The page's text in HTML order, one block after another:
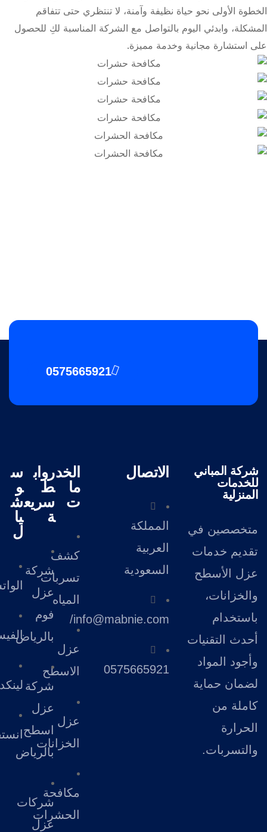
الخطوة الأولى نحو حياة نظيفة وآمنة، لا تنتظري حتى تتفاقم
المشكلة، وابدئي اليوم بالتواصل مع الشركة المناسبة لكِ للحصول
على استشارة مجانية وخدمة مميزة.
0575665921
شركة المباني
للخدمات
المنزلية
متخصصين في
تقديم خدمات
عزل الأسطح
والخزانات،
باستخدام
أحدث التقنيات
وأجود المواد
لضمان حماية
كاملة من
الحرارة
والتسربات.
الاتصال
المملكة
العربية
السعودية
info@mabnie.com/
0575665921
الخد
ما
ت
كشف
تسربات
المياه
عزل
الاسطح
عزل
الخزانات
مكافحة
الحشرات
رواب
ط
سريع
ة
شركة
عزل
فوم
بالرياض
شركة
عزل
اسطح
بالرياض
شركات
عزل
س
و
ش
يا
ل